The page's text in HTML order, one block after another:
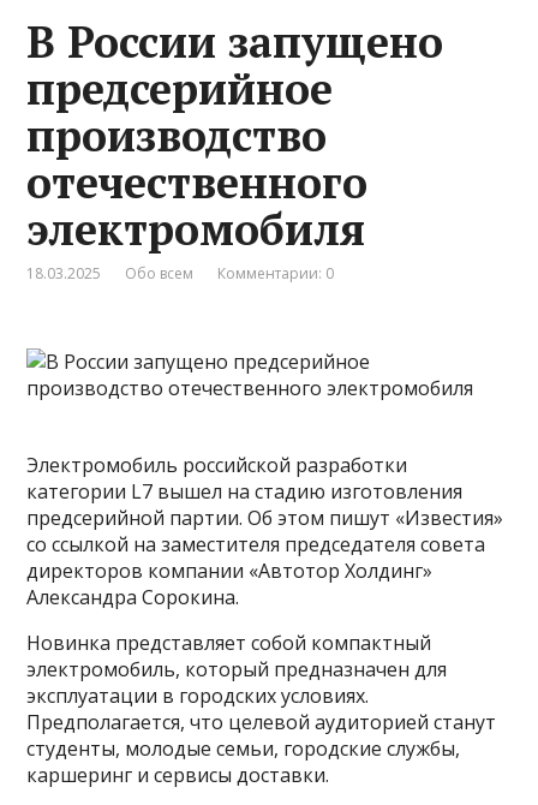
В России запущено
предсерийное
производство
отечественного
электромобиля
18.03.2025 Обо всем Комментарии: 0
Электромобиль российской разработки
категории L7 вышел на стадию изготовления
предсерийной партии. Об этом пишут «Известия»
со ссылкой на заместителя председателя совета
директоров компании «Автотор Холдинг»
Александра Сорокина.
Новинка представляет собой компактный
электромобиль, который предназначен для
эксплуатации в городских условиях.
Предполагается, что целевой аудиторией станут
студенты, молодые семьи, городские службы,
каршеринг и сервисы доставки.